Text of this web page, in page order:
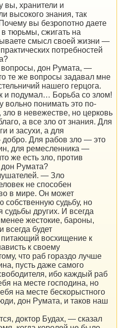
вы, хранители и
высокого знания, так
вы безропотно даете
в тюрьмы, сжигать на
смысл своей жизни —
потребностей
дон Румата, —
те же вопросы задавал мне
нашего герцога.
и подумал… Борьба со злом!
вольно понимать это по-
в невежестве, но церковь
а все зло от знания. Для
и засухи, а для
добро. Для рабов зло — это
для ремесленника —
же есть зло, против
дон Румата?
— Зло
не способен
в мире. Он может
собственную судьбу, но
судьбы других. И всегда
жестокие, бароны,
всегда будет
восхищение к
к своему
что раб гораздо лучше
пусть даже самого
ибо каждый раб
на месте господина, но
на месте бескорыстного
дон Румата, и таков наш
доктор Будах, — сказал